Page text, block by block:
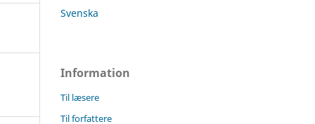
Svenska
Information
Til læsere
Til forfattere